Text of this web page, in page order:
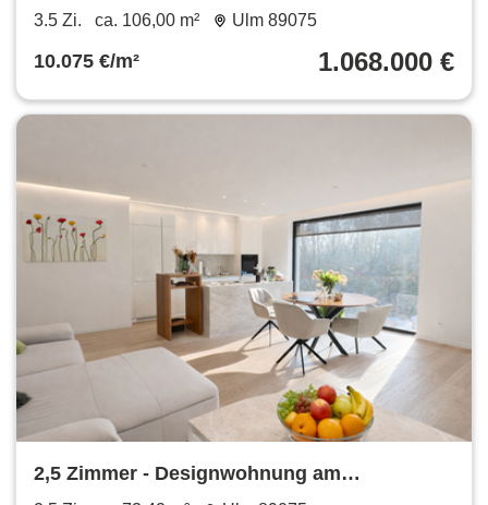
Bestlage von Ulm
3.5 Zi. ca. 106,00 m² Ulm 89075
10.075 €/m² 1.068.000 €
2,5 Zimmer - Designwohnung am